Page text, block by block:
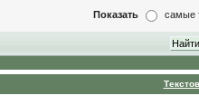
Показать самые